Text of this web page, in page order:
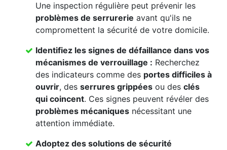
Une inspection régulière peut prévenir les
problèmes de serrurerie avant qu'ils ne
compromettent la sécurité de votre domicile.
Identifiez les signes de défaillance dans vos
mécanismes de verrouillage : Recherchez
des indicateurs comme des portes difficiles à
ouvrir, des serrures grippées ou des clés
qui coincent. Ces signes peuvent révéler des
problèmes mécaniques nécessitant une
attention immédiate.
Adoptez des solutions de sécurité